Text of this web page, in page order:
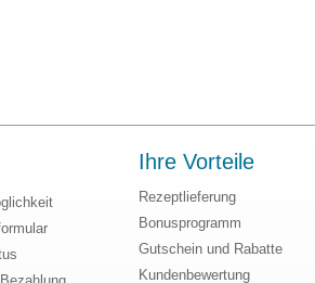
Ihre Vorteile
Rezeptlieferung
Bonusprogramm
Gutschein und Rabatte
Kundenbewertung